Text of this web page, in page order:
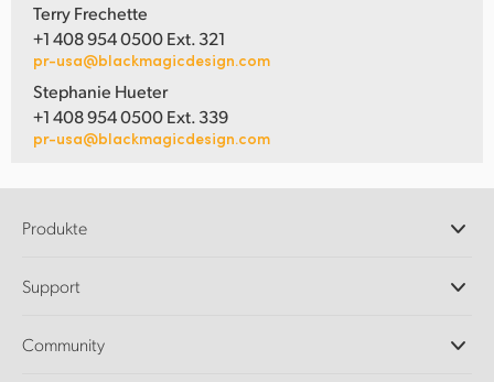
Terry Frechette
+1 408 954 0500 Ext. 321
pr-usa@blackmagicdesign.com
Stephanie Hueter
+1 408 954 0500 Ext. 339
pr-usa@blackmagicdesign.com
Produkte
DaVinci Resolve und Fusion Software
Ultimatte
Support
Support-Center
Community